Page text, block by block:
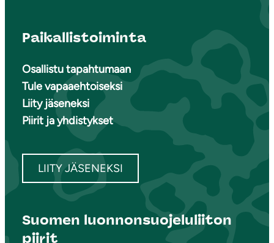
Paikallistoiminta
Osallistu tapahtumaan
Tule vapaaehtoiseksi
Liity jäseneksi
Piirit ja yhdistykset
LIITY JÄSENEKSI
Suomen luonnonsuojeluliiton
piirit